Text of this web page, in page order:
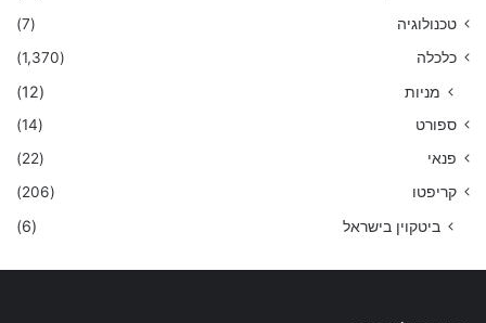
טכנולוגיה
(7)
כלכלה
(1,370)
מניות (12)
ספורט
(14)
פנאי
(22)
קריפטו
(206)
ביטקוין בישראל (6)